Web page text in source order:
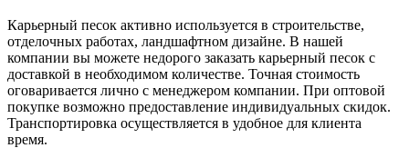
Карьерный песок активно используется в строительстве,
отделочных работах, ландшафтном дизайне. В нашей
компании вы можете недорого заказать карьерный песок с
доставкой в необходимом количестве. Точная стоимость
оговаривается лично с менеджером компании. При оптовой
покупке возможно предоставление индивидуальных скидок.
Транспортировка осуществляется в удобное для клиента
время.